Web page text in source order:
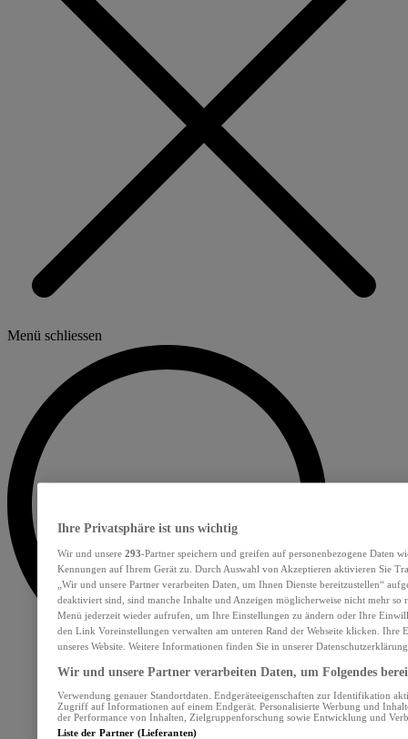
Menü schliessen
Ihre Privatsphäre ist uns wichtig
Wir und unsere 293-Partner speichern und greifen auf personenbezogene Daten
Kennungen auf Ihrem Gerät zu. Durch Auswahl von Akzeptieren aktivieren Sie
„Wir und unsere Partner verarbeiten Daten, um Ihnen Dienste bereitzustellen“
deaktiviert sind, sind manche Inhalte und Anzeigen möglicherweise nicht mehr so
Menü jederzeit wieder aufrufen, um Ihre Einstellungen zu ändern oder Ihre
den Link Voreinstellungen verwalten am unteren Rand der Webseite klicken. Ihre
unseres Website. Weitere Informationen finden Sie in unserer
Wir und unsere Partner verarbeiten Daten, um Folgendes
Verwendung genauer Standortdaten. Endgeräteeigenschaften zur Identifikation
Zugriff auf Informationen auf einem Endgerät. Personalisierte Werbung und
der Performance von Inhalten, Zielgruppenforschung sowie Entwicklung und
Liste der Partner (Lieferanten)